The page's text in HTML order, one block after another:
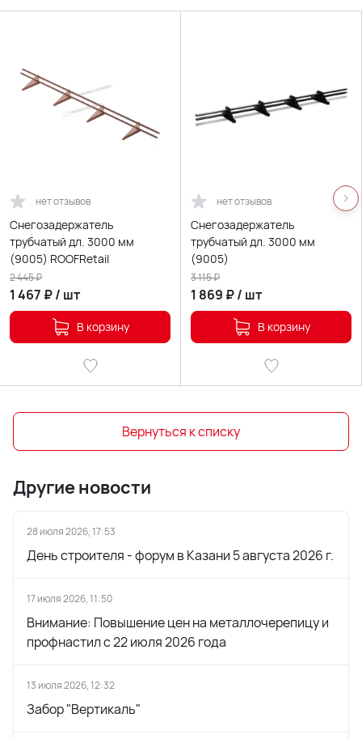
нет отзывов
Снегозадержатель
трубчатый дл. 3000 мм
(9005) ROOFRetail
1 467 ₽/ шт
2 445₽
В корзину
нет отзывов
Снегозадержатель
трубчатый дл. 3000 мм
(9005)
1 869 ₽/ шт
3 115₽
В корзину
Вернуться к списку
Другие новости
28 июля 2026, 17:53
День строителя - форум в Казани 5 августа 2026 г.
17 июля 2026, 11:50
Внимание: Повышение цен на металлочерепицу и
профнастил с 22 июля 2026 года
13 июля 2026, 12:32
Забор "Вертикаль"